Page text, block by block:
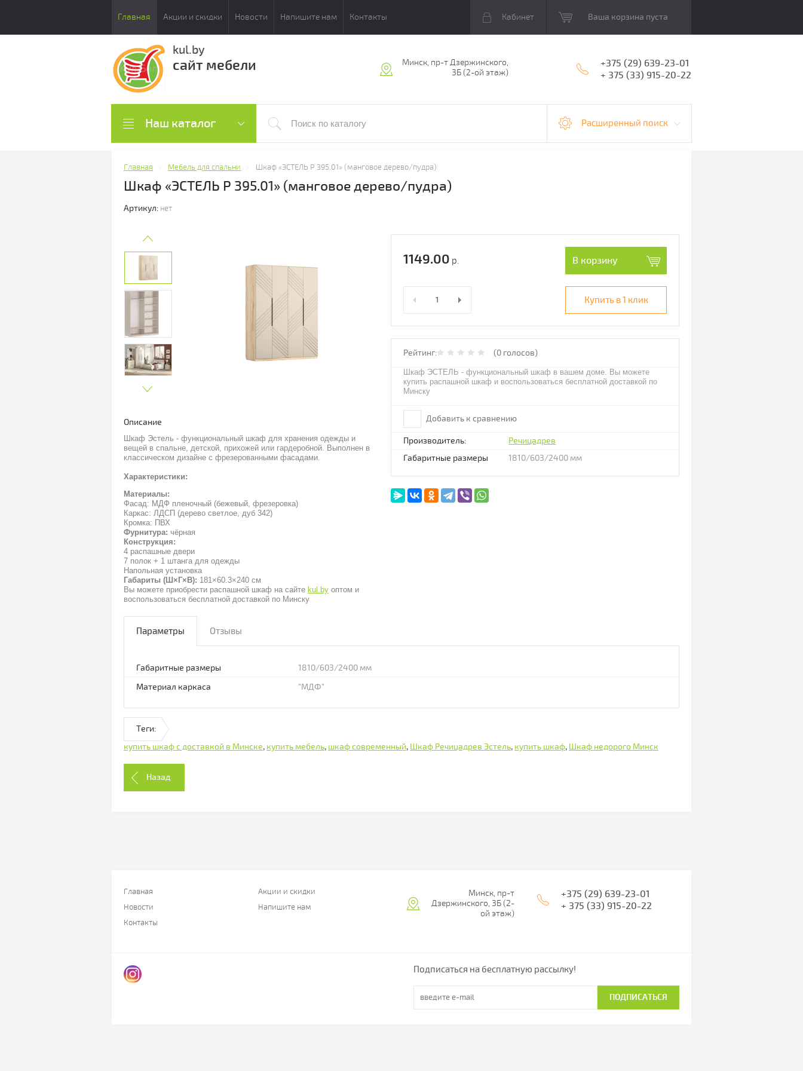
Главная Акции и скидки Новости Напишите нам Контакты Кабинет Ваша корзина пуста
kul.by
сайт мебели
Минск, пр-т Дзержинского,
3Б (2-ой этаж)
+375 (29) 639-23-01
+ 375 (33) 915-20-22
Наш каталог Расширенный поиск
Главная Мебель для спальни Шкаф «ЭСТЕЛЬ Р 395.01» (манговое дерево/пудра)
Шкаф «ЭСТЕЛЬ Р 395.01» (манговое дерево/пудра)
Артикул: нет
Описание
Шкаф Эстель - функциональный шкаф для хранения одежды и
вещей в спальне, детской, прихожей или гардеробной. Выполнен в
классическом дизайне с фрезерованными фасадами.
Характеристики:
Материалы:
Фасад: МДФ пленочный (бежевый, фрезеровка)
Каркас: ЛДСП (дерево светлое, дуб 342)
Кромка: ПВХ
Фурнитура: чёрная
Конструкция:
4 распашные двери
7 полок + 1 штанга для одежды
Напольная установка
Габариты (Ш×Г×В): 181×60.3×240 см
Вы можете приобрести распашной шкаф на сайте kul.by оптом и
воспользоваться бесплатной доставкой по Минску
1149.00 р. В корзину
Купить в 1 клик
Рейтинг: (0 голосов)
Шкаф ЭСТЕЛЬ - функциональный шкаф в вашем доме. Вы можете
купить распашной шкаф и воспользоваться бесплатной доставкой по
Минску
Добавить к сравнению
Производитель:
Речицадрев
Габаритные размеры
1810/603/2400 мм
Параметры Отзывы
Габаритные размеры
1810/603/2400 мм
Материал каркаса
"МДФ"
Теги:
купить шкаф с доставкой в Минске, купить мебель, шкаф современный, Шкаф Речицадрев Эстель, купить шкаф, Шкаф недорого Минск
Назад
Главная
Акции и скидки
Новости
Напишите нам
Контакты
Минск, пр-т
Дзержинского, 3Б (2-
ой этаж)
+375 (29) 639-23-01
+ 375 (33) 915-20-22
Подписаться на бесплатную рассылку!
ПОДПИСАТЬСЯ